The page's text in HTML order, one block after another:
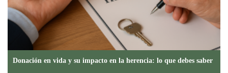
Donación en vida y su impacto en la herencia: lo que debes saber